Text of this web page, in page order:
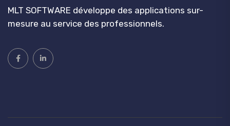
MLT SOFTWARE développe des applications sur-
mesure au service des professionnels.